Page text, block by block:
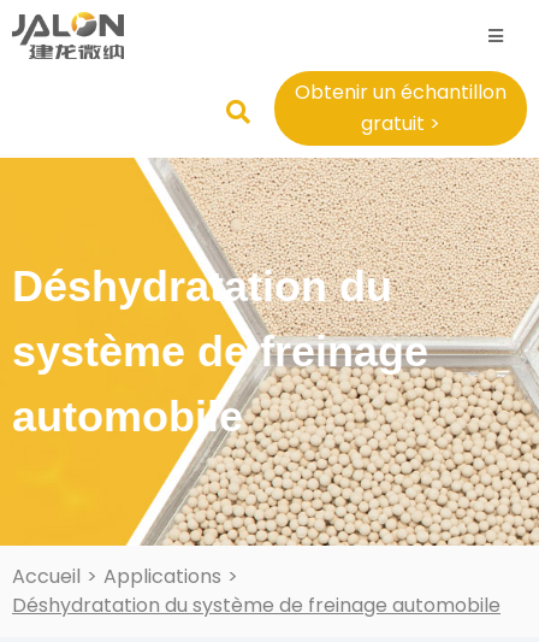
Obtenir un échantillon
gratuit >
Déshydratation du
système de freinage
automobile
Accueil > Applications >
Déshydratation du système de freinage automobile